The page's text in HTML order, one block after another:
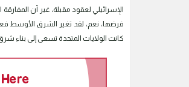
الإسرائيلي لعقود مقبلة، غير أن
فرضها، نعم، لقد تغير الشرق الأوسط
كانت الولايات المتحدة تسعى إلى بناء